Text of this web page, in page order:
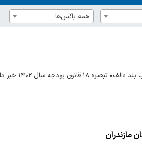
همه باکس‌ها
مازندران